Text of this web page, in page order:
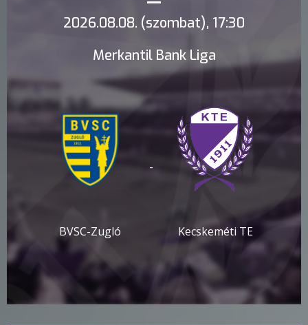
2026.08.08. (szombat), 17:30
Merkantil Bank Liga
BVSC-Zugló
-
Kecskeméti TE